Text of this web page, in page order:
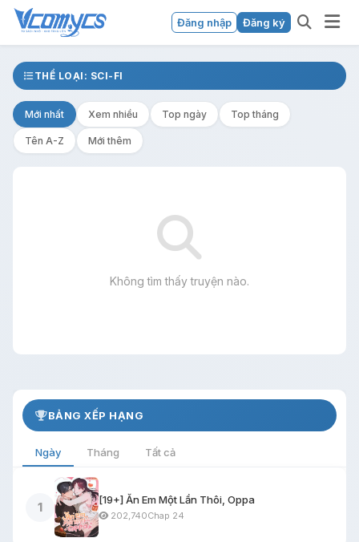
Đăng nhập Đăng ký
THỂ LOẠI: SCI-FI
Mới nhất Xem nhiều Top ngày Top tháng
Tên A-Z Mới thêm
Không tìm thấy truyện nào.
BẢNG XẾP HẠNG
Ngày Tháng Tất cả
1
[19+] Ăn Em Một Lần Thôi, Oppa
202,740Chap 24